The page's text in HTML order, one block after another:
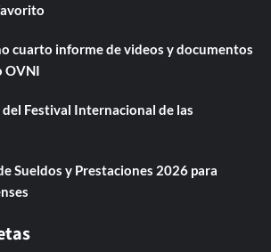
cuarto informe de videos y documentos
OVNI
Festival Internacional de las
Sueldos y Prestaciones 2026 para